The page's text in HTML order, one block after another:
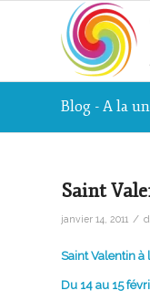
Blog - A la
Saint
janvier 14, 2011 /
Saint Valentin à
Du 14 au 15